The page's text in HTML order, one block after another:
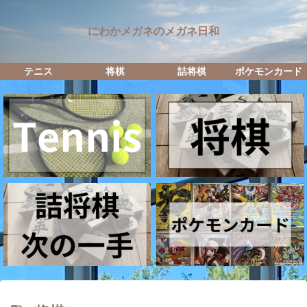
にわかメガネのメガネ日和
テニス 将棋 詰将棋 ポケモンカード